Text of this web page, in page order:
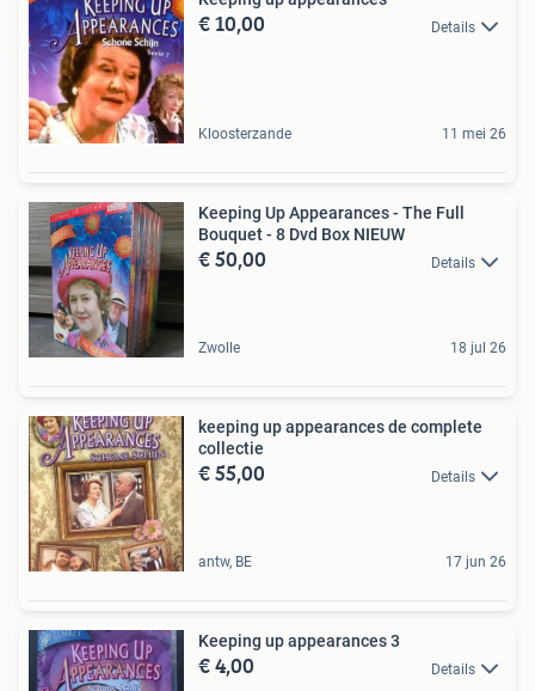
€ 10,00 Details
Kloosterzande 11 mei 26
Keeping Up Appearances - The Full
Bouquet - 8 Dvd Box NIEUW
€ 50,00 Details
Zwolle 18 jul 26
keeping up appearances de complete
collectie
€ 55,00 Details
antw, BE 17 jun 26
Keeping up appearances 3
€ 4,00 Details